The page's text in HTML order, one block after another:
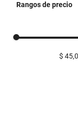
Escritura
Rangos de precio
$